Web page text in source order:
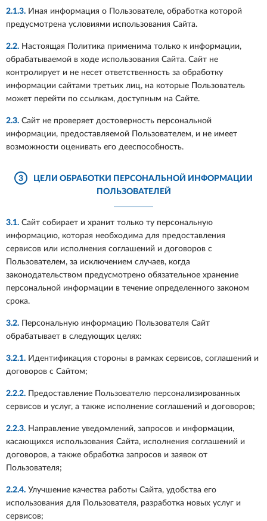
2.1.3. Иная информация о Пользователе, обработка которой
предусмотрена условиями использования Сайта.
2.2. Настоящая Политика применима только к информации,
обрабатываемой в ходе использования Сайта. Сайт не
контролирует и не несет ответственность за обработку
информации сайтами третьих лиц, на которые Пользователь
может перейти по ссылкам, доступным на Сайте.
2.3. Сайт не проверяет достоверность персональной
информации, предоставляемой Пользователем, и не имеет
возможности оценивать его дееспособность.
3
ЦЕЛИ ОБРАБОТКИ ПЕРСОНАЛЬНОЙ ИНФОРМАЦИИ
ПОЛЬЗОВАТЕЛЕЙ
3.1. Сайт собирает и хранит только ту персональную
информацию, которая необходима для предоставления
сервисов или исполнения соглашений и договоров с
Пользователем, за исключением случаев, когда
законодательством предусмотрено обязательное хранение
персональной информации в течение определенного законом
срока.
3.2. Персональную информацию Пользователя Сайт
обрабатывает в следующих целях:
3.2.1. Идентификация стороны в рамках сервисов, соглашений и
договоров с Сайтом;
2.2.2. Предоставление Пользователю персонализированных
сервисов и услуг, а также исполнение соглашений и договоров;
2.2.3. Направление уведомлений, запросов и информации,
касающихся использования Сайта, исполнения соглашений и
договоров, а также обработка запросов и заявок от
Пользователя;
2.2.4. Улучшение качества работы Сайта, удобства его
использования для Пользователя, разработка новых услуг и
сервисов;